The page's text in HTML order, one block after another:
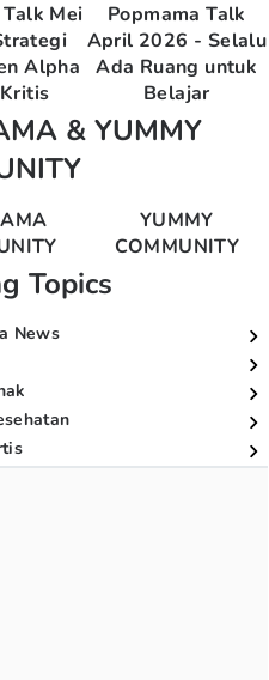
Mei
Alpha
Popmama Talk
April 2026 - Selalu
Ada Ruang untuk
Belajar
& YUMMY
YUMMY
COMMUNITY
Topics
News